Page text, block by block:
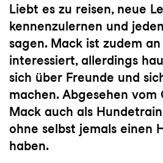
Liebt es zu reisen, neue
kennenzulernen und
sagen. Mack ist zudem
interessiert, allerdings
sich über Freunde und
machen. Abgesehen vom
Mack auch als
ohne selbst jemals einen
haben.